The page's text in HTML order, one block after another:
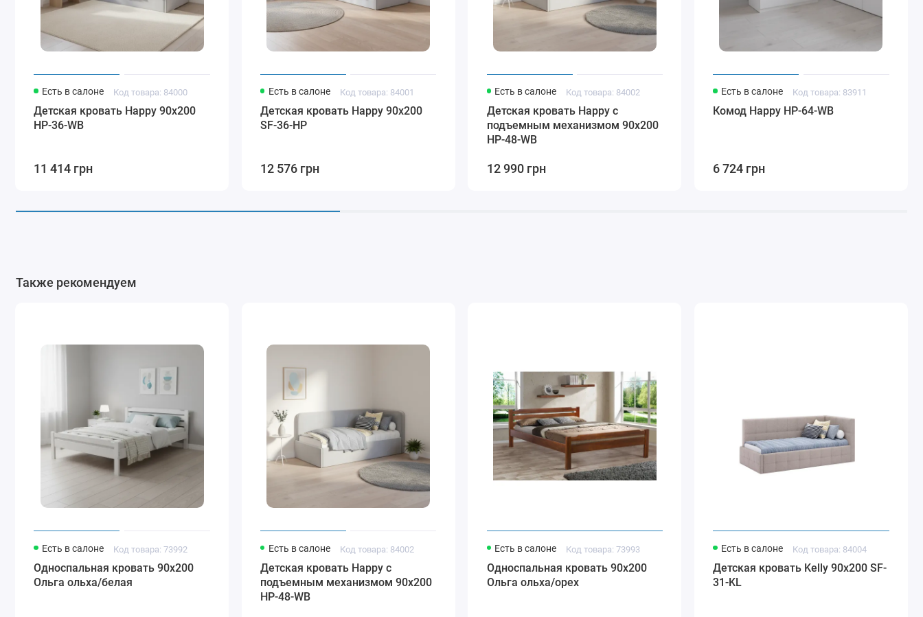
Есть в салоне Код товара: 84000
Детская кровать Happy 90x200
HP-36-WB
11 414 грн
Есть в салоне Код товара: 84001
Детская кровать Happy 90x200
SF-36-HP
12 576 грн
Есть в салоне Код товара: 84002
Детская кровать Happy с
подъемным механизмом 90x200
HP-48-WB
12 990 грн
Есть в салоне Код товара: 83911
Комод Happy HP-64-WB
6 724 грн
Также рекомендуем
Есть в салоне Код товара: 73992
Односпальная кровать 90x200
Ольга ольха/белая
Есть в салоне Код товара: 84002
Детская кровать Happy с
подъемным механизмом 90x200
HP-48-WB
Есть в салоне Код товара: 73993
Односпальная кровать 90x200
Ольга ольха/орех
Есть в салоне Код товара: 84004
Детская кровать Kelly 90x200 SF-
31-KL